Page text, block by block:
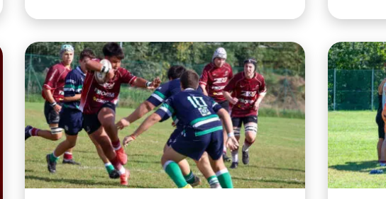
Valorugby Emilia vs Modena
Rugby del 13/10/24